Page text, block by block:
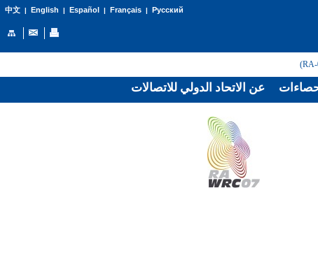
中文| English | Español | Français| Русский
عن الاتحاد الدولي للاتصالات